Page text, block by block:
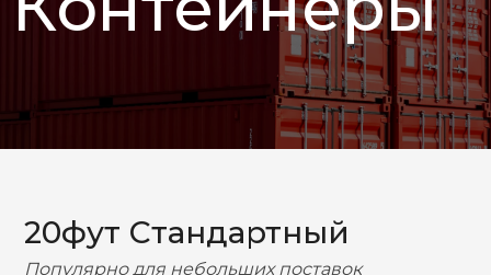
НАЗАД ВПЕРЕД
20фут Стандартный
Популярно для небольших поставок